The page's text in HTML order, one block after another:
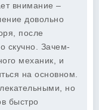
внимание –
довольно
после
скучно. Зачем-
механик, и
на основном.
но
быстро